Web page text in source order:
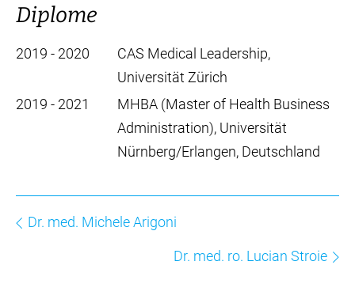
Diplome
2019 - 2020
CAS Medical Leadership,
Universität Zürich
2019 - 2021
MHBA (Master of Health Business
Administration), Universität
Nürnberg/Erlangen, Deutschland
Dr. med. Michele Arigoni
Dr. med. ro. Lucian Stroie